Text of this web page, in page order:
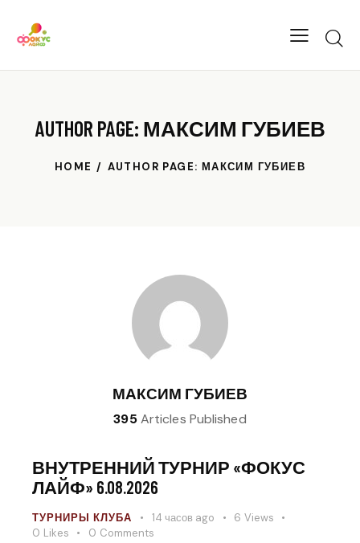
AUTHOR PAGE: МАКСИМ ГУБИЕВ
HOME AUTHOR PAGE: МАКСИМ ГУБИЕВ
МАКСИМ ГУБИЕВ
395Articles Published
ВНУТРЕННИЙ ТУРНИР «ФОКУС
ЛАЙФ» 6.08.2026
ТУРНИРЫ КЛУБА 14 часов ago 6 Views
0 Likes 0 Comments